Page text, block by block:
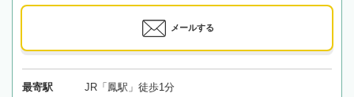
メールする
最寄駅 JR「鳳駅」徒歩1分